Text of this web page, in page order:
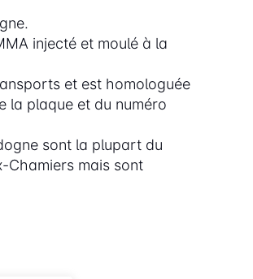
injecté et moulé à la
et est homologuée
la plaque et du numéro
sont la plupart du
Chamiers mais sont